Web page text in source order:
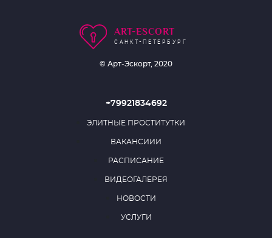
ART-ESCORT
САНКТ-ПЕТЕРБУРГ
© Арт-Эскорт, 2020
+79921834692
ЭЛИТНЫЕ ПРОСТИТУТКИ
ВАКАНСИИИ
РАСПИСАНИЕ
ВИДЕОГАЛЕРЕЯ
НОВОСТИ
УСЛУГИ